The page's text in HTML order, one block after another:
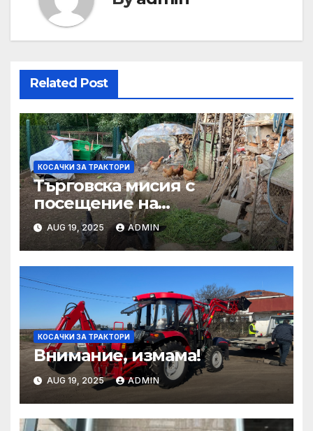
Related Post
КОСАЧКИ ЗА ТРАКТОРИ
Търговска мисия с
посещение на
Mеждународния търговски
панаир CosmeticBusiness
2025
AUG 19, 2025 ADMIN
КОСАЧКИ ЗА ТРАКТОРИ
Внимание, измама!
AUG 19, 2025 ADMIN